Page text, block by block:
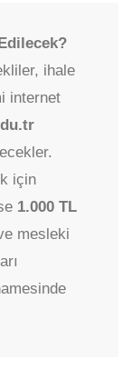
ihale
internet
için
1.000 TL
mesleki